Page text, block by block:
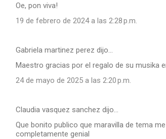
Oe, pon viva!
19 de febrero de 2024 a las 2:28 p.m.
Gabriela martinez perez dijo…
Maestro gracias por el regalo de su musika
24 de mayo de 2025 a las 2:20 p.m.
Claudia vasquez sanchez dijo…
Que bonito publico que maravilla de tema
completamente genial